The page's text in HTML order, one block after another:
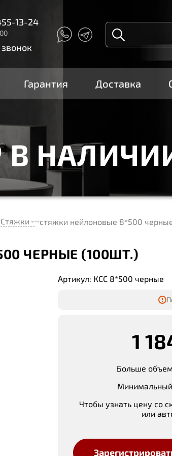
13-24
Гарантия Доставка
В
Стяжки стяжки нейлоновые 8*500
ЧЕРНЫЕ (100ШТ.)
Артикул: КСС 8*500 черные
1
Больше
Чтобы узнать цену со
или